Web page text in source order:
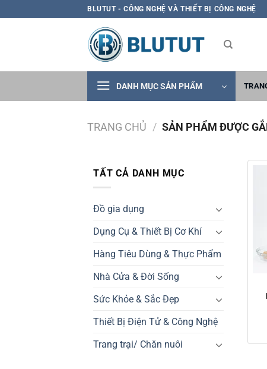
to
BLUTUT - CÔNG NGHỆ VÀ THIẾT BỊ CÔNG NGHỆ
DANH MỤC SẢN PHẨM
TRANG CHỦ / SẢN PHẨM ĐƯỢC
TẤT CẢ DANH MỤC
Đồ gia dụng
Dụng Cụ & Thiết Bị Cơ Khí
Hàng Tiêu Dùng & Thực Phẩm
Nhà Cửa & Đời Sống
Sức Khỏe & Sắc Đẹp
Thiết Bị Điện Tử & Công Nghệ
Trang trại/ Chăn nuôi